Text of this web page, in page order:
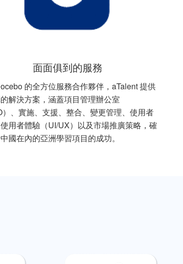
面面俱到的服務
的全方位服務合作夥伴，aTalent 提供
解決方案，涵蓋項目管理辦公室
）、實施、支援、整合、變更管理、使用者
用者體驗（UI/UX）以及市場推廣策略，確
國在內的亞洲學習項目的成功。